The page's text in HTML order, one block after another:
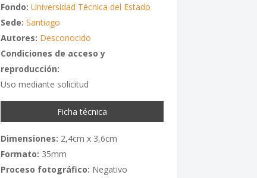
Fondo: Universidad Técnica del Estado
Sede: Santiago
Autores: Desconocido
Condiciones de acceso y
reproducción:
Uso mediante solicitud
Ficha técnica
Dimensiones: 2,4cm x 3,6cm
Formato: 35mm
Proceso fotográfico: Negativo